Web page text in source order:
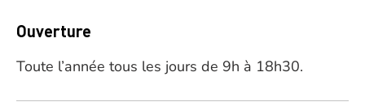
Ouverture
Toute l’année tous les jours de 9h à 18h30.